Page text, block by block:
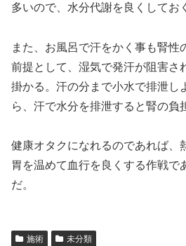
多いので、水分代謝を良くしてお
また、お風呂で汗をかく事も腎性
前提として、湿気で発汗が阻害さ
掛かる。汗の分まで小水で排泄し
ら、汗で水分を排泄すると腎の負
健康オタクになれるのであれば、
胃を温めて血行を良くする作戦で
だ。
施術 未分類